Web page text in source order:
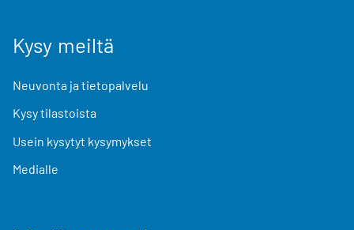
Kysy meiltä
Neuvonta ja tietopalvelu
Kysy tilastoista
Usein kysytyt kysymykset
Medialle